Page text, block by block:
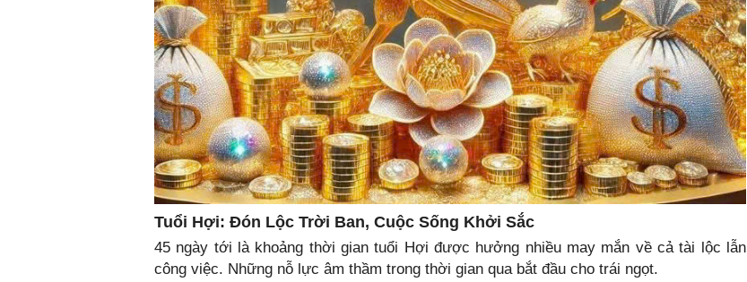
Tuổi Hợi: Đón Lộc Trời Ban, Cuộc Sống Khởi Sắc
45 ngày tới là khoảng thời gian tuổi Hợi được hưởng nhiều may mắn về cả tài lộc lẫn
công việc. Những nỗ lực âm thầm trong thời gian qua bắt đầu cho trái ngọt.